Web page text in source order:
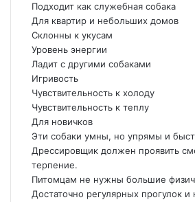
Подходит как служебная собака
Для квартир и небольших домов
Склонны к укусам
Уровень энергии
Ладит с другими собаками
Игривость
Чувствительность к холоду
Чувствительность к теплу
Для новичков
Эти собаки умны, но упрямы и
Дрессировщик должен проявить
терпение.
Питомцам не нужны большие
Достаточно регулярных прогулок и